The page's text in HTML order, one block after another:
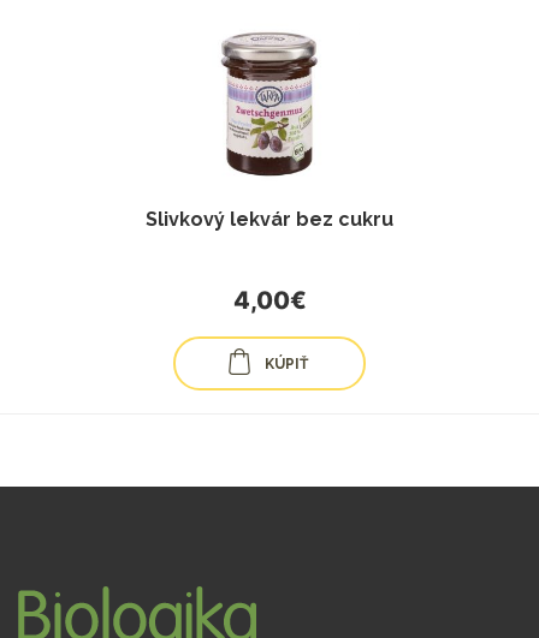
Slivkový lekvár bez cukru
4,00€
KÚPIŤ